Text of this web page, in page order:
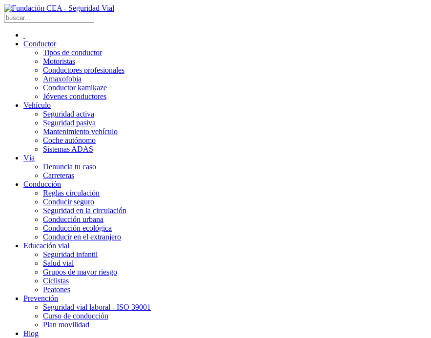
Conductor
Tipos de conductor
Motoristas
Conductores profesionales
Amaxofobia
Conductor kamikaze
Jóvenes conductores
Vehículo
Seguridad activa
Seguridad pasiva
Mantenimiento vehículo
Coche autónomo
Sistemas ADAS
Vía
Denuncia tu caso
Carreteras
Conducción
Reglas circulación
Conducir seguro
Seguridad en la circulación
Conducción urbana
Conducción ecológica
Conducir en el extranjero
Educación vial
Seguridad infantil
Salud vial
Grupos de mayor riesgo
Ciclistas
Peatones
Prevención
Seguridad vial laboral - ISO 39001
Curso de conducción
Plan movilidad
Blog